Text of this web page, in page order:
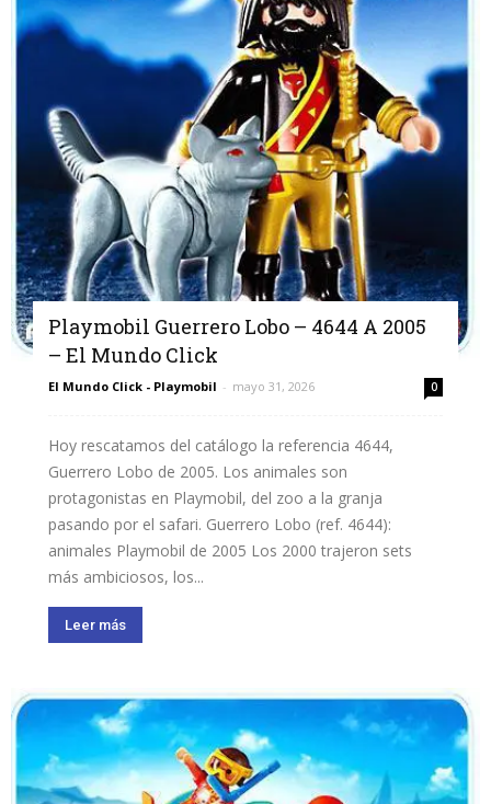
Playmobil Guerrero Lobo – 4644 A 2005
– El Mundo Click
El Mundo Click - Playmobil - mayo 31, 2026 0
Hoy rescatamos del catálogo la referencia 4644,
Guerrero Lobo de 2005. Los animales son
protagonistas en Playmobil, del zoo a la granja
pasando por el safari. Guerrero Lobo (ref. 4644):
animales Playmobil de 2005 Los 2000 trajeron sets
más ambiciosos, los...
Leer más